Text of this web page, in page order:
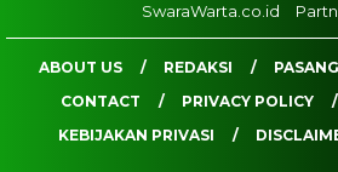
SwaraWarta.co.id
ABOUT US REDAKSI
CONTACT
PRIVACY POLICY
KEBIJAKAN PRIVASI